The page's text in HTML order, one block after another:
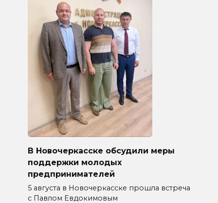
В Новочеркасске обсудили меры
поддержки молодых
предпринимателей
5 августа в Новочеркасске прошла встреча
с Павлом Евдокимовым